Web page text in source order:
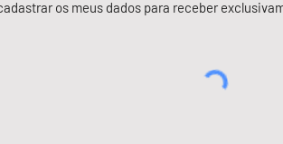
os meus dados para receber